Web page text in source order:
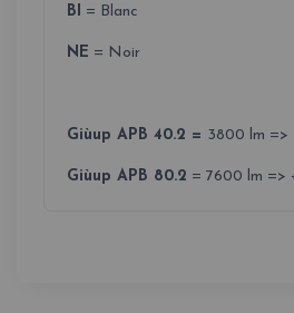
BI = Blanc
NE = Noir
Giùup APB 40.2 = 3800 lm =>
Giùup APB 80.2 = 7600 lm =>